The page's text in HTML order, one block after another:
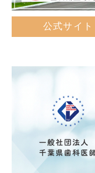
公式サイト